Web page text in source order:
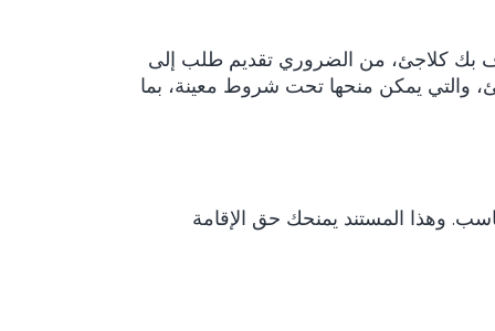
بك كلاجئ، من الضروري تقديم طلب إلى
والتي يمكن منحها تحت شروط معينة، بما
وهذا المستند يمنحك حق الإقامة